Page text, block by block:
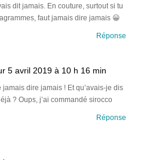
dit jamais. En couture, surtout si tu
faut jamais dire jamais 😀
Réponse
5 avril 2019 à 10 h 16 min
jamais dire jamais ! Et qu’avais-je dis
? Oups, j’ai commandé sirocco
Réponse